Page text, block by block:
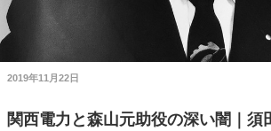
2019年11月22日
関西電力と森山元助役の深い闇｜須